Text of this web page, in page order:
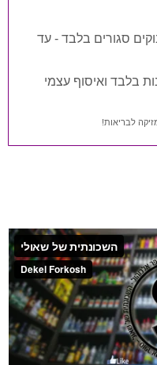
סגורים בלבד - עד
בלבד ואיסוף עצמי
לבריאות!